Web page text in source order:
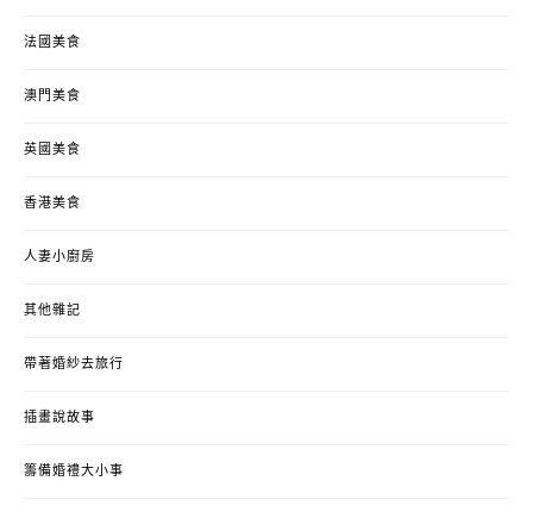
法國美食
澳門美食
英國美食
香港美食
人妻小廚房
其他雜記
帶著婚紗去旅行
插畫說故事
籌備婚禮大小事